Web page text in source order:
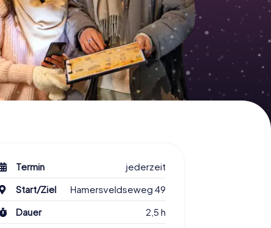
Termin
jederzeit
Start/Ziel
Hamersveldseweg 49
Dauer
2,5 h